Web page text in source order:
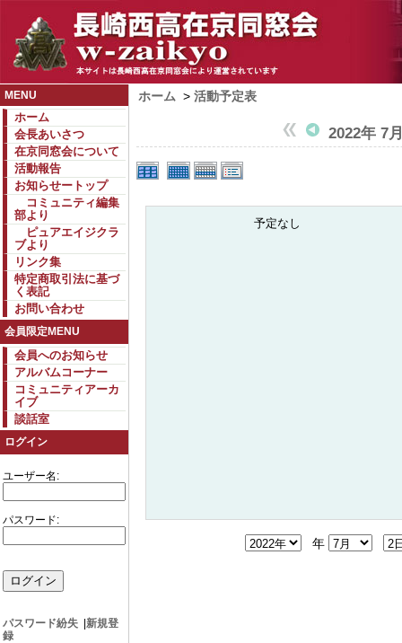
MENU
ホーム
会長あいさつ
在京同窓会について
活動報告
お知らせートップ
コミュニティ編集
部より
ピュアエイジクラ
ブより
リンク集
特定商取引法に基づ
く表記
お問い合わせ
会員限定MENU
会員へのお知らせ
アルバムコーナー
コミュニティアーカ
イブ
談話室
ログイン
ユーザー名:
パスワード:
パスワード紛失
新規登
録
ホーム > 活動予定表
2022年 7
予定なし
年